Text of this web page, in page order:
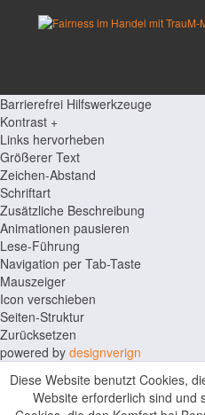
Diese Website benutzt Cookies,
Website erforderlich sind und
Barrierefrei Hilfswerkzeuge
Kontrast +
Links hervorheben
Größerer Text
Zeichen-Abstand
Schriftart
Zusätzliche Beschreibung
Animationen pausieren
Lese-Führung
Navigation per Tab-Taste
Mauszeiger
Icon verschieben
Seiten-Struktur
Zurücksetzen
powered by designverign